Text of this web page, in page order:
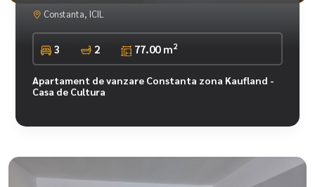
Constanta, ICIL
3 2 77.00 m2
Apartament de vanzare Constanta zona Kaufland -
Casa de Cultura